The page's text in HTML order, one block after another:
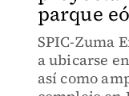
parque
SPIC-Zuma
a ubicarse
así como